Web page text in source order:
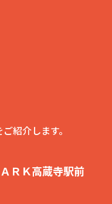
紹介します。
ＲＫ高蔵寺駅前